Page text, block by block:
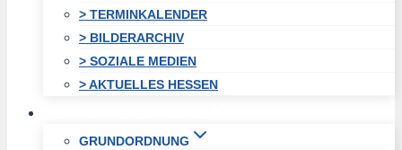
> TERMINKALENDER
> BILDERARCHIV
> SOZIALE MEDIEN
> AKTUELLES HESSEN
GRUNDORDNUNG